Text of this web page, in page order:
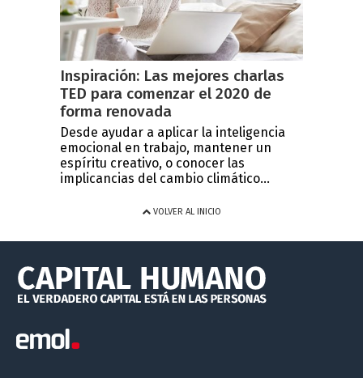
Inspiración: Las mejores charlas
TED para comenzar el 2020 de
forma renovada
Desde ayudar a aplicar la inteligencia
emocional en trabajo, mantener un
espíritu creativo, o conocer las
implicancias del cambio climático...
VOLVER AL INICIO